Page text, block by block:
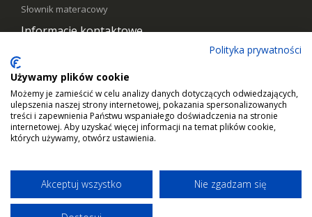
Słownik materacowy
Informacje kontaktowe
Email:kontakt@sleepoclock.pl
Godziny pracy:Pn - Pt / 10:00 - 17:00
Polityka prywatności
Używamy plików cookie
Możemy je zamieścić w celu analizy danych dotyczących odwiedzających,
ulepszenia naszej strony internetowej, pokazania spersonalizowanych
treści i zapewnienia Państwu wspaniałego doświadczenia na stronie
internetowej. Aby uzyskać więcej informacji na temat plików cookie,
których używamy, otwórz ustawienia.
Akceptuj wszystko Nie zgadzam się